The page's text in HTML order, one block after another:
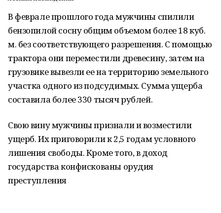
В феврале прошлого года мужчины спилили
бензопилой сосну общим объемом более 18 куб.
м. без соответствующего разрешения. С помощью
трактора они переместили древесину, затем на
грузовике вывезли ее на территорию земельного
участка одного из подсудимых. Сумма ущерба
составила более 330 тысяч рублей.
Свою вину мужчины признали и возместили
ущерб. Их приговорили к 2,5 годам условного
лишения свободы. Кроме того, в доход
государства конфискованы орудия
преступления